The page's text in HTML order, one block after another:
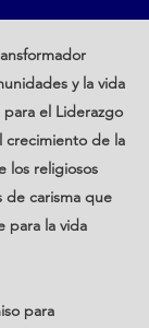
y la vida
para el Liderazgo
crecimiento de la
los religiosos
de carisma que
para la vida
para